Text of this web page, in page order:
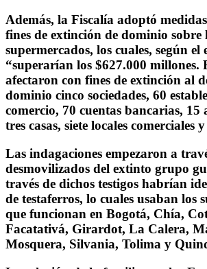
Además, la Fiscalía adoptó
fines de extinción de dominio sobre
supermercados, los cuales, según el
“superarían los $627.000 millones.
afectaron con fines de extinción al
dominio cinco sociedades, 60
comercio, 70 cuentas bancarias, 15
tres casas, siete locales comerciales
Las indagaciones empezaron a
desmovilizados del extinto grupo
través de dichos testigos habrían
de testaferros, lo cuales usaban los
que funcionan en Bogotá, Chía,
Facatativá, Girardot, La Calera,
Mosquera, Silvania, Tolima y